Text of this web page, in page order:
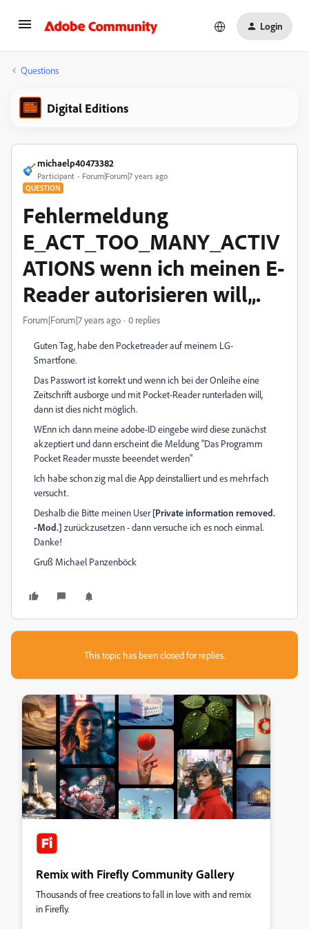
Login
Questions
Digital Editions
michaelp40473382
Participant Forum|Forum|7 years ago
QUESTION
Fehlermeldung
E_ACT_TOO_MANY_ACTIV
ATIONS wenn ich meinen E-
Reader autorisieren will„.
Forum|Forum|7 years ago 0 replies
Guten Tag, habe den Pocketreader auf meinem LG-
Smartfone.
Das Passwort ist korrekt und wenn ich bei der Onleihe eine
Zeitschrift ausborge und mit Pocket-Reader runterladen will,
dann ist dies nicht möglich.
WEnn ich dann meine adobe-ID eingebe wird diese zunächst
akzeptiert und dann erscheint die Meldung "Das Programm
Pocket Reader musste beeendet werden"
Ich habe schon zig mal die App deinstalliert und es mehrfach
versucht.
Deshalb die Bitte meinen User[Private information removed.
-Mod.] zurückzusetzen - dann versuche ich es noch einmal.
Danke!
Gruß Michael Panzenböck
This topic has been closed for replies.
Remix with Firefly Community Gallery
Thousands of free creations to fall in love with and remix
in Firefly.